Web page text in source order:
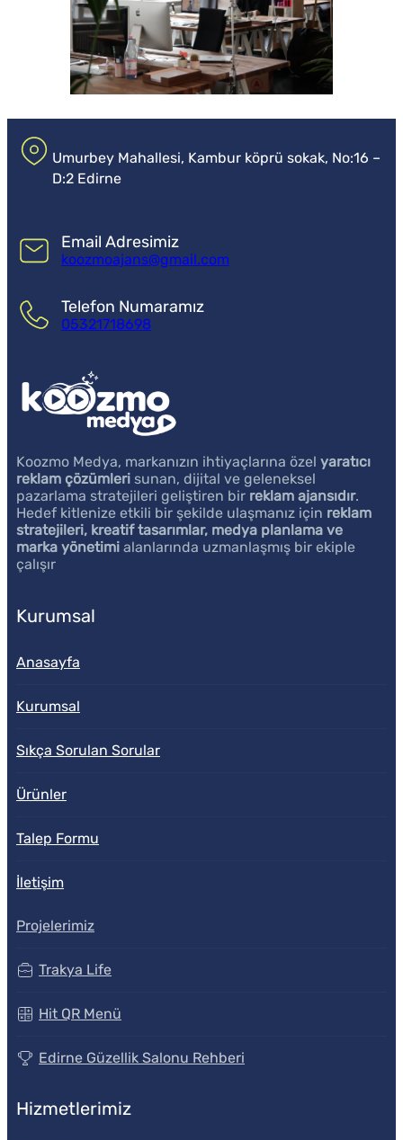
Umurbey Mahallesi, Kambur köprü sokak, No:16 –
D:2 Edirne
Email Adresimiz
koozmoajans@gmail.com
Telefon Numaramız
05321718698
Koozmo Medya, markanızın ihtiyaçlarına özel yaratıcı
reklam çözümleri sunan, dijital ve geleneksel
pazarlama stratejileri geliştiren bir reklam ajansıdır.
Hedef kitlenize etkili bir şekilde ulaşmanız için reklam
stratejileri, kreatif tasarımlar, medya planlama ve
marka yönetimi alanlarında uzmanlaşmış bir ekiple
çalışır
Kurumsal
Anasayfa
Kurumsal
Sıkça Sorulan Sorular
Ürünler
Talep Formu
İletişim
Projelerimiz
Trakya Life
Hit QR Menü
Edirne Güzellik Salonu Rehberi
Hizmetlerimiz